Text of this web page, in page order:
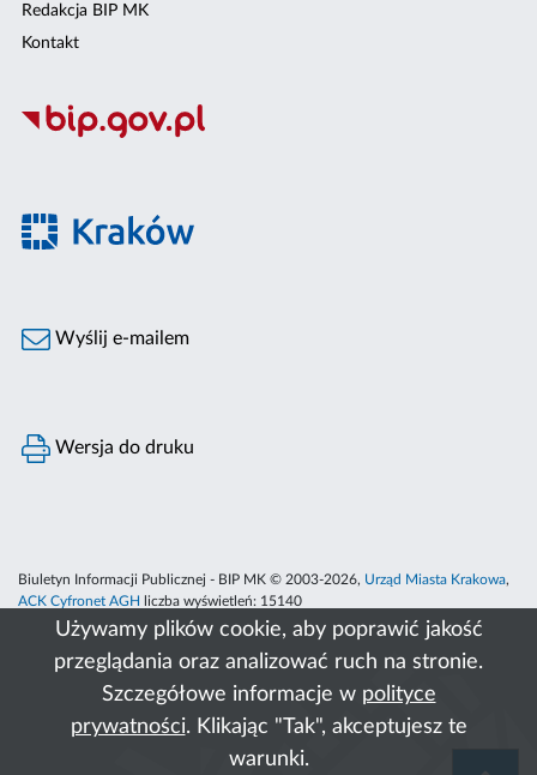
Używamy plików cookie, aby poprawić jakość
przeglądania oraz analizować ruch na stronie.
Szczegółowe informacje w polityce
prywatności. Klikając "Tak", akceptujesz te
warunki.
Redakcja BIP MK
Kontakt
Wyślij e-mailem
Wersja do druku
Biuletyn Informacji Publicznej - BIP MK © 2003-2026, Urząd Miasta Krakowa,
ACK Cyfronet AGH
liczba wyświetleń: 15140